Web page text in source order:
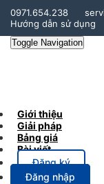
0971.654.238
Hướng dẫn sử dụng
Toggle Navigation
Giới thiệu
Giải pháp
Bảng giá
Bài viết
Đăng ký
Đăng nhập